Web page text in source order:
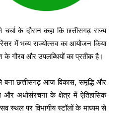
के दौरान कहा कि छत्तीसगढ़ राज्य
में भव्य राज्योत्सव का आयोजन किया
गौरव और उपलब्धियों का प्रतीक है।
बना छत्तीसगढ़ आज विकास, समृद्धि और
और अधोसंरचना के क्षेत्र में ऐतिहासिक
स्थल पर विभागीय स्टॉलों के माध्यम से